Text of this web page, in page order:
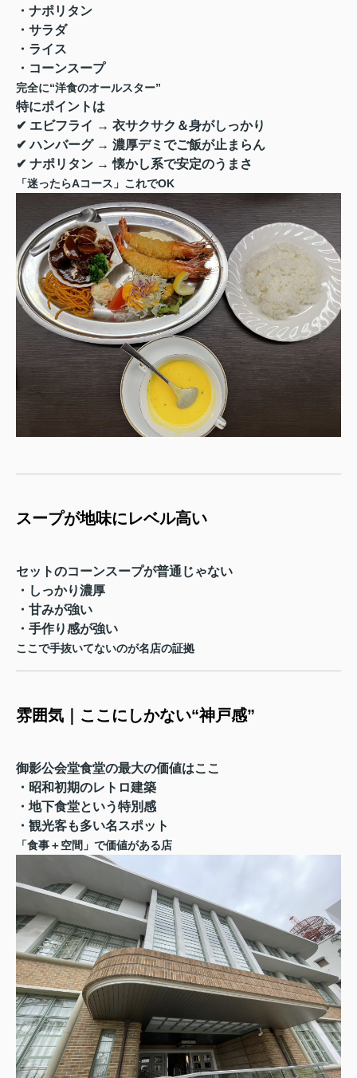
・ナポリタン
・サラダ
・ライス
・コーンスープ
完全に“洋食のオールスター”
特にポイントは
✔ エビフライ → 衣サクサク＆身がしっかり
✔ ハンバーグ → 濃厚デミでご飯が止まらん
✔ ナポリタン → 懐かし系で安定のうまさ
「迷ったらAコース」これでOK
スープが地味にレベル高い
セットのコーンスープが普通じゃない
・しっかり濃厚
・甘みが強い
・手作り感が強い
ここで手抜いてないのが名店の証拠
雰囲気｜ここにしかない“神戸感”
御影公会堂食堂の最大の価値はここ
・昭和初期のレトロ建築
・地下食堂という特別感
・観光客も多い名スポット
「食事＋空間」で価値がある店